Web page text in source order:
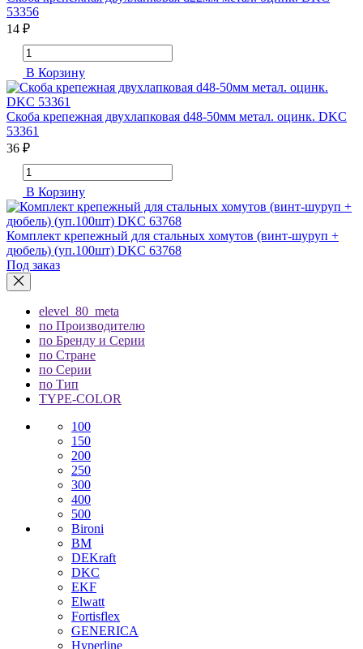
53356
14 ₽
В Корзину
Скоба крепежная двухлапковая d48-50мм метал. оцинк. DKC
53361
36 ₽
В Корзину
Комплект крепежный для стальных хомутов (винт-шуруп +
дюбель) (уп.100шт) DKC 63768
Под заказ
elevel_80_meta
по Производителю
по Бренду и Серии
по Стране
по Серии
по Тип
TYPE-COLOR
100
150
200
250
300
400
500
Bironi
BM
DEKraft
DKC
EKF
Elwatt
Fortisflex
GENERICA
Hyperline